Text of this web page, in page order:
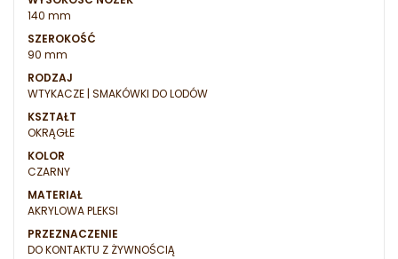
140 mm
SZEROKOŚĆ
90 mm
RODZAJ
WTYKACZE | SMAKÓWKI DO LODÓW
KSZTAŁT
OKRĄGŁE
KOLOR
CZARNY
MATERIAŁ
AKRYLOWA PLEKSI
PRZEZNACZENIE
DO KONTAKTU Z ŻYWNOŚCIĄ